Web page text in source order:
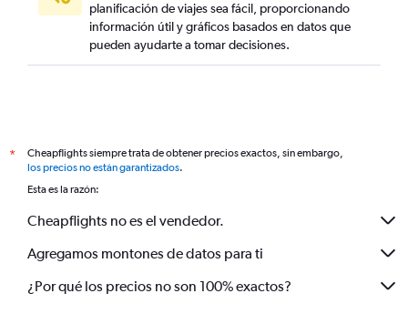
planificación de viajes sea fácil, proporcionando
información útil y gráficos basados en datos que
pueden ayudarte a tomar decisiones.
*
Cheapflights siempre trata de obtener precios exactos, sin embargo,
los precios no están garantizados.
Esta es la razón:
Cheapflights no es el vendedor.
Agregamos montones de datos para ti
¿Por qué los precios no son 100% exactos?